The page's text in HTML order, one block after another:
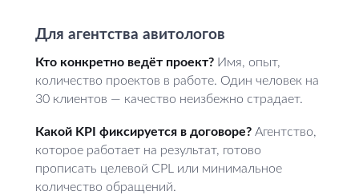
Для агентства авитологов
Кто конкретно ведёт проект? Имя, опыт,
количество проектов в работе. Один человек на
30 клиентов — качество неизбежно страдает.
Какой KPI фиксируется в договоре? Агентство,
которое работает на результат, готово
прописать целевой CPL или минимальное
количество обращений.